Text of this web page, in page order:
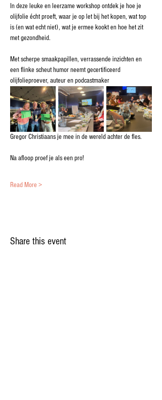
In deze leuke en leerzame workshop ontdek je hoe je
olijfolie écht proeft, waar je op let bij het kopen, wat top
is (en wat echt niet), wat je ermee kookt en hoe het zit
met gezondheid.
Met scherpe smaakpapillen, verrassende inzichten en
een flinke scheut humor neemt gecertificeerd
olijfolieproever, auteur en podcastmaker
Gregor Christiaans je mee in de wereld achter de fles.
Na afloop proef je als een pro!
Read More >
Share this event